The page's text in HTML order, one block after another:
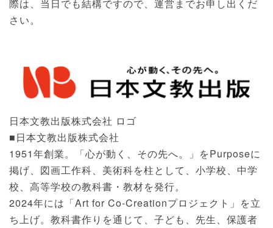
際は、当日でも結構ですので、運営までお申し出くだ
さい。
日本文教出版株式会社 ロゴ
■日本文教出版株式会社
1951年創業。「心が動く、その先へ。」をPurposeに
掲げ、図画工作科、美術科を柱として、小学校、中学
校、高等学校の教科書・教材を発行。
2024年には「Art for Co-Creationプロジェクト」を立
ち上げ。教科書作りを通じて、子ども、先生、保護者